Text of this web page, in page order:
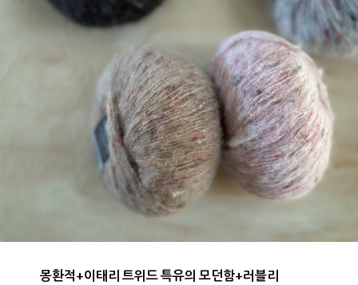
몽환적+이태리 트위드 특유의 모던함+러블리